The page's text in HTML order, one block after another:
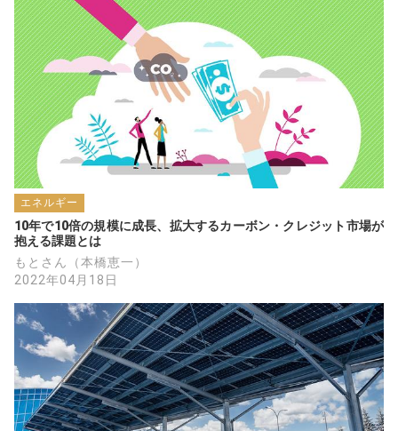
エネルギー
10年で10倍の規模に成長、拡大するカーボン・クレジット市場が
抱える課題とは
もとさん（本橋恵一）
2022年04月18日